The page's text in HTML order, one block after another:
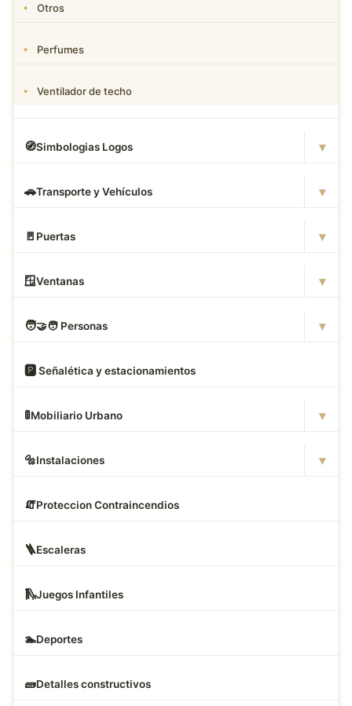
Otros
Perfumes
Ventilador de techo
🧭Simbologias Logos ▾
🚗Transporte y Vehículos ▾
🚪 Puertas ▾
🪟Ventanas ▾
🧑‍🤝‍🧑 Personas ▾
🅿️ Señalética y estacionamientos
🚦Mobiliario Urbano ▾
🔩Instalaciones ▾
🧯Proteccion Contraincendios
🪜Escaleras
🛝Juegos Infantiles
🏊Deportes
🧱Detalles constructivos